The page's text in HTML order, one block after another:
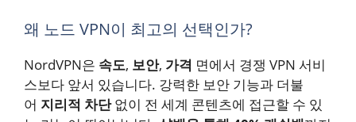
왜 노드 VPN이 최고의 선택인가?
NordVPN은 속도, 보안, 가격 면에서 경쟁 VPN 서비
스보다 앞서 있습니다. 강력한 보안 기능과 더불
어 지리적 차단없이 전 세계 콘텐츠에 접근할 수 있